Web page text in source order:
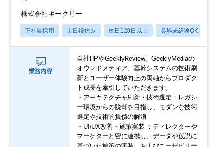
株式会社ギークリー
正社員採用 土日祝休み 休日120日以上 業界未経験OK
業務内容
自社HPやGeeklyReview、GeeklyMediaの
オウンドメディア、基幹システムの技術刷
新とユーザー体験向上の両軸からプロダク
ト成長を牽引していただきます。
・アーキテクチャ刷新・技術選定：レガシ
ー環境からの脱却を目指し、モダンな技術
選定や技術的負債の解消
・UI/UX改善・施策実装 ：ディレクターや
マーケターと密に連携し、データや仮説に